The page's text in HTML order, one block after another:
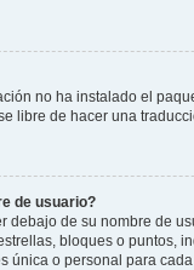
no ha instalado el
libre de hacer una
de usuario?
debajo de su nombre de
bloques o puntos,
única o personal para cada